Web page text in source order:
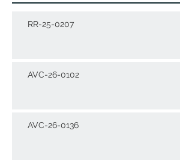
RR-25-0207
AVC-26-0102
AVC-26-0136